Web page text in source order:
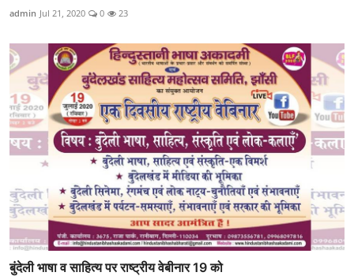
admin Jul 21, 2020 0 23
बुंदेली भाषा व साहित्य पर राष्ट्रीय वेबीनार 19 को